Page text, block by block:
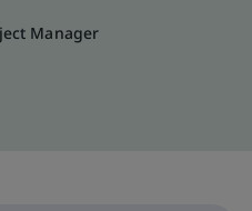
Manager